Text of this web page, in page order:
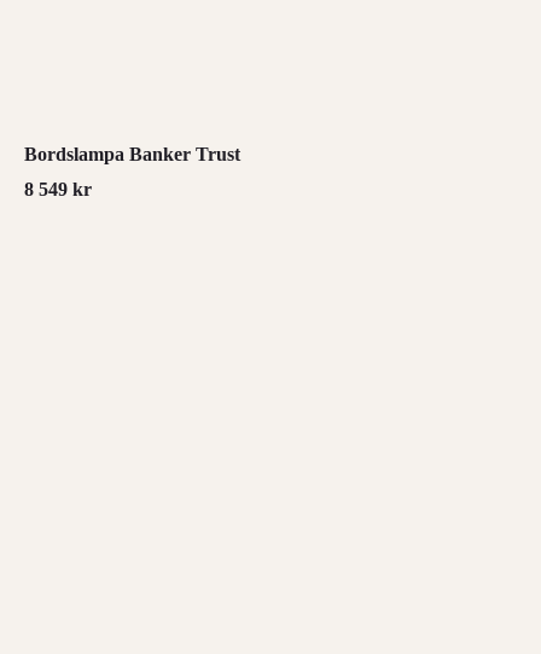
Bordslampa Banker Trust
8 549 kr